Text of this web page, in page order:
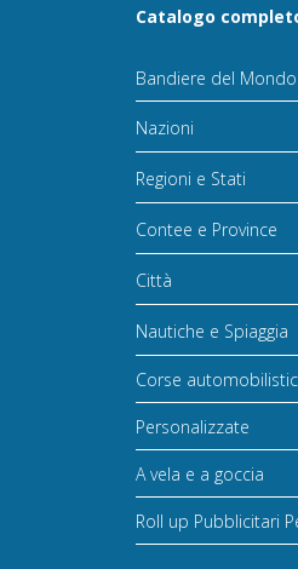
Catalogo
Bandiere del Mondo
Nazioni
Regioni e Stati
Contee e Province
Città
Nautiche e Spiaggia
Corse
Personalizzate
A vela e a goccia
Roll up Pubblicitari